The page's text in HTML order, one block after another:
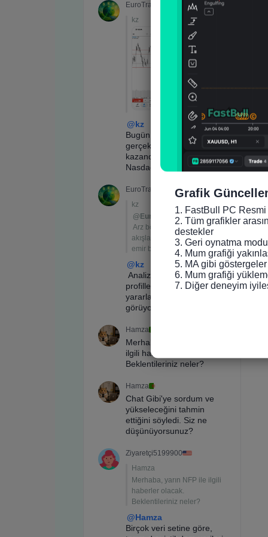
Grafik
1. FastBull PC Resmi
2. Tüm grafikler
destekler
3. Geri oynatma
4. Mum grafiği
5. MA gibi
6. Mum grafiği
7. Diğer deneyim